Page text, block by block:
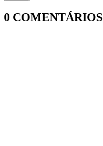
0 COMENTÁRIOS